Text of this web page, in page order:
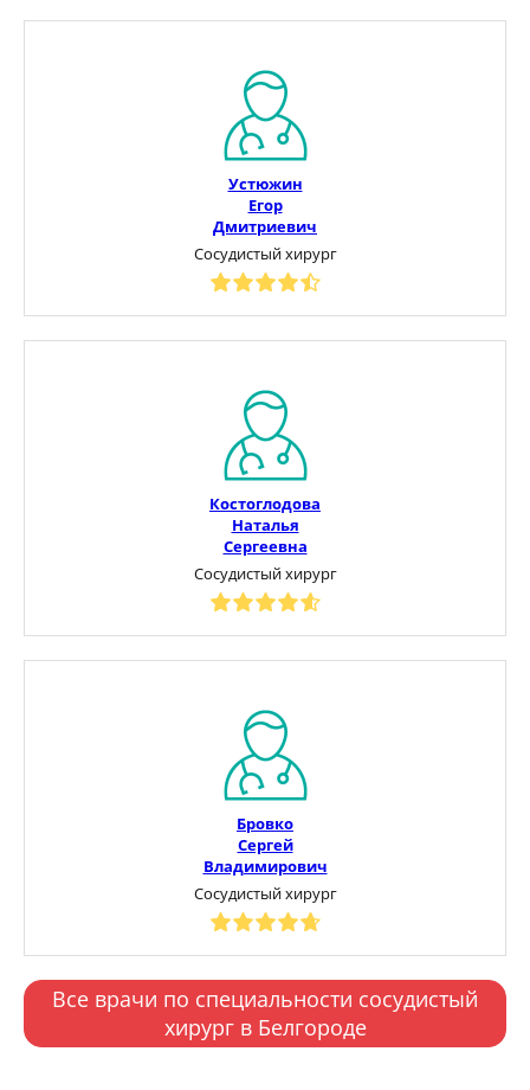
Устюжин
Егор
Дмитриевич
Сосудистый хирург
Костоглодова
Наталья
Сергеевна
Сосудистый хирург
Бровко
Сергей
Владимирович
Сосудистый хирург
Все врачи по специальности сосудистый
хирург в Белгороде